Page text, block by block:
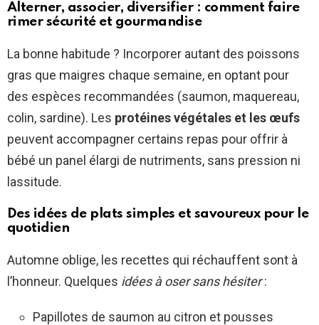
Alterner, associer, diversifier : comment faire
rimer sécurité et gourmandise
La bonne habitude ? Incorporer autant des poissons
gras que maigres chaque semaine, en optant pour
des espèces recommandées (saumon, maquereau,
colin, sardine). Les protéines végétales et les œufs
peuvent accompagner certains repas pour offrir à
bébé un panel élargi de nutriments, sans pression ni
lassitude.
Des idées de plats simples et savoureux pour le
quotidien
Automne oblige, les recettes qui réchauffent sont à
l’honneur. Quelques idées à oser sans hésiter:
Papillotes de saumon au citron et pousses